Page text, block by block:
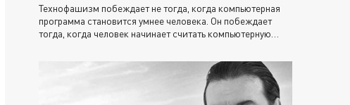
Технофашизм побеждает не тогда, когда компьютерная
программа становится умнее человека. Он побеждает
тогда, когда человек начинает считать компьютерную